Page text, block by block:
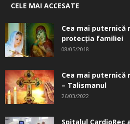
CELE MAI ACCESATE
Cea mai puternică
protecția familiei
08/05/2018
Cea mai puternică
– Talismanul
26/03/2022
Spitalul